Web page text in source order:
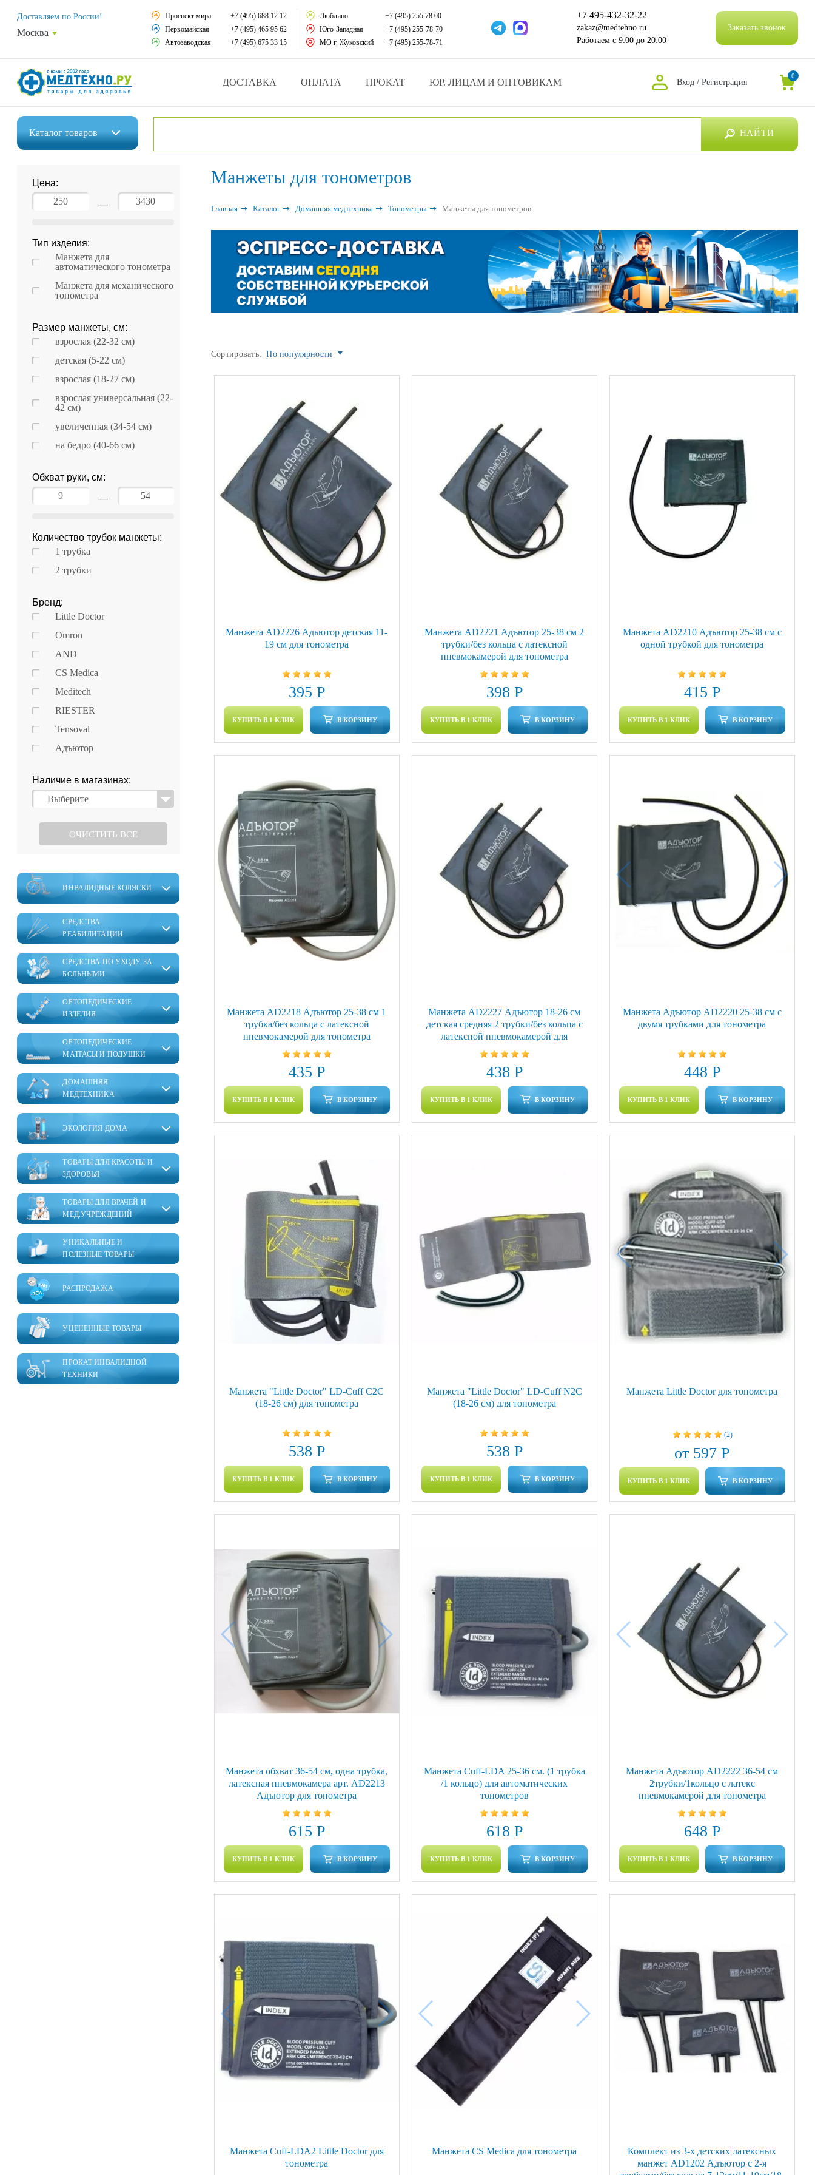
Средства реабилитации
Средства по уходу за больными
Домашняя медтехника
Товары для красоты и здоровья
Уникальные и полезные товары
Распродажа
Прокат инвалидной техники
Доставляем по России!
Москва
Проспект мира
+7 (495) 688 12 12
Первомайская
+7 (495) 465 95 62
Автозаводская
+7 (495) 675 33 15
Люблино
+7 (495) 255 78 00
Юго-Западная
+7 (495) 255-78-70
МО г. Жуковский
+7 (495) 255-78-71
+7 495-432-32-22
zakaz@medtehno.ru
Работаем с 9:00 до 20:00
Заказать звонок
ДОСТАВКА ОПЛАТА ПРОКАТ ЮР. ЛИЦАМ И ОПТОВИКАМ Вход / Регистрация
0
Каталогтоваров
Средства реабилитации
Ортопедические изделия
Ортопедические матрасы и подушки
Домашняя медтехника
Экология дома
Товары для врачей и мед.учреждений
Уникальные и полезные товары
Распродажа
Прокат инвалидной техники
НАЙТИ
ИНВАЛИДНЫЕ КОЛЯСКИ
СРЕДСТВА
РЕАБИЛИТАЦИИ
СРЕДСТВА ПО УХОДУ ЗА
БОЛЬНЫМИ
ОРТОПЕДИЧЕСКИЕ
ИЗДЕЛИЯ
ОРТОПЕДИЧЕСКИЕ
МАТРАСЫ И ПОДУШКИ
ДОМАШНЯЯ
МЕДТЕХНИКА
ЭКОЛОГИЯ ДОМА
ТОВАРЫ ДЛЯ КРАСОТЫ И
ЗДОРОВЬЯ
ТОВАРЫ ДЛЯ ВРАЧЕЙ И
МЕД.УЧРЕЖДЕНИЙ
УНИКАЛЬНЫЕ И
ПОЛЕЗНЫЕ ТОВАРЫ
РАСПРОДАЖА
ПРОКАТ ИНВАЛИДНОЙ
ТЕХНИКИ
УЦЕНЕННЫЕ ТОВАРЫ
Цена:
—
Тип изделия:
Манжета для
автоматического тонометра
Манжета для механического
тонометра
Размер манжеты, см:
взрослая (22-32 см)
детская (5-22 см)
взрослая (18-27 см)
взрослая универсальная (22-
42 см)
увеличенная (34-54 см)
на бедро (40-66 см)
Обхват руки, см:
—
Количество трубок манжеты:
1 трубка
2 трубки
Бренд:
Little Doctor
Omron
AND
CS Medica
Meditech
RIESTER
Tensoval
Адъютор
Наличие в магазинах:
Выберите
ОЧИСТИТЬ ВСЕ
Манжеты для тонометров
Главная Каталог Домашняя медтехника Тонометры Манжеты для тонометров
Сортировать: По популярности
Манжета AD2226 Адьютор детская 11-
19 см для тонометра
395 Р
КУПИТЬ В 1 КЛИК В КОРЗИНУ
Манжета AD2221 Адъютор 25-38 см 2
трубки/без кольца с латексной
пневмокамерой для тонометра
398 Р
КУПИТЬ В 1 КЛИК В КОРЗИНУ
Манжета AD2210 Адъютор 25-38 см с
одной трубкой для тонометра
415 Р
КУПИТЬ В 1 КЛИК В КОРЗИНУ
Манжета AD2218 Адъютор 25-38 см 1
трубка/без кольца с латексной
пневмокамерой для тонометра
435 Р
КУПИТЬ В 1 КЛИК В КОРЗИНУ
Манжета AD2227 Адъютор 18-26 см
детская средняя 2 трубки/без кольца с
латексной пневмокамерой для
тонометра
438 Р
КУПИТЬ В 1 КЛИК В КОРЗИНУ
Манжета Адъютор AD2220 25-38 см с
двумя трубками для тонометра
448 Р
КУПИТЬ В 1 КЛИК В КОРЗИНУ
Манжета "Little Doctor" LD-Cuff C2C
(18-26 см) для тонометра
538 Р
КУПИТЬ В 1 КЛИК В КОРЗИНУ
Манжета "Little Doctor" LD-Cuff N2C
(18-26 см) для тонометра
538 Р
КУПИТЬ В 1 КЛИК В КОРЗИНУ
Манжета Little Doctor для тонометра
(2)
от 597 Р
КУПИТЬ В 1 КЛИК В КОРЗИНУ
Манжета обхват 36-54 см, одна трубка,
латексная пневмокамера арт. AD2213
Адъютор для тонометра
615 Р
КУПИТЬ В 1 КЛИК В КОРЗИНУ
Манжета Cuff-LDA 25-36 см. (1 трубка
/1 кольцо) для автоматических
тонометров
618 Р
КУПИТЬ В 1 КЛИК В КОРЗИНУ
Манжета Адъютор AD2222 36-54 см
2трубки/1кольцо с латекс
пневмокамерой для тонометра
648 Р
КУПИТЬ В 1 КЛИК В КОРЗИНУ
Манжета Cuff-LDA2 Little Doctor для
тонометра
Манжета CS Medica для тонометра
Комплект из 3-х детских латексных
манжет AD1202 Адъютор с 2-я